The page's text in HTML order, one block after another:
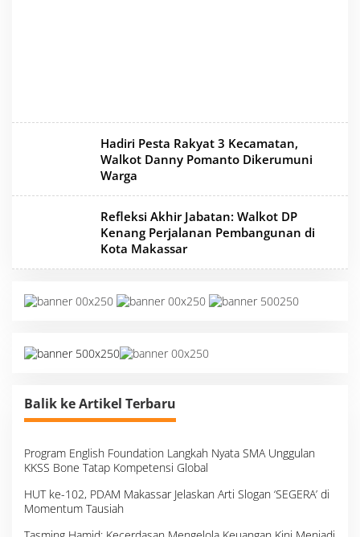
Hadiri Pesta Rakyat 3 Kecamatan,
Walkot Danny Pomanto Dikerumuni
Warga
Refleksi Akhir Jabatan: Walkot DP
Kenang Perjalanan Pembangunan di
Kota Makassar
Balik ke Artikel Terbaru
Program English Foundation Langkah Nyata SMA Unggulan
KKSS Bone Tatap Kompetensi Global
HUT ke-102, PDAM Makassar Jelaskan Arti Slogan ‘SEGERA’ di
Momentum Tausiah